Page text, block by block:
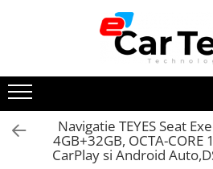
Summer sale
Navigatie dedicata
Navigatii Volkswagen
Navigatie TEYES Seat
4GB+32GB, OCTA-CORE
CarPlay si Android